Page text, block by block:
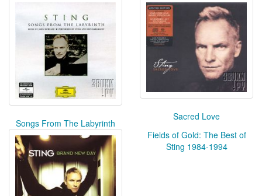
Songs From The Labyrinth
Sacred Love
Fields of Gold: The Best of
Sting 1984-1994